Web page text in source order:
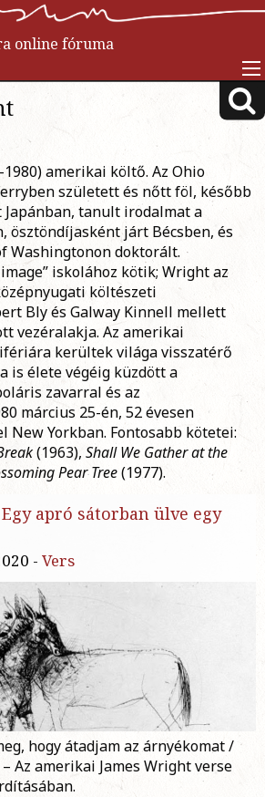
online fóruma
1980) amerikai költő. Az Ohio
született és nőtt föl, később
tanult irodalmat a
ösztöndíjasként járt Bécsben, és
Washingtonon doktorált.
iskolához kötik; Wright az
költészeti
Bly és Galway Kinnell mellett
vezéralakja. Az amerikai
kerültek világa visszatérő
is élete végéig küzdött a
zavarral és az
március 25-én, 52 évesen
New Yorkban. Fontosabb kötetei:
(1963), Shall We Gather at the
Pear Tree(1977).
Egy apró sátorban ülve egy
- Vers
hogy átadjam az árnyékomat /
Az amerikai James Wright verse